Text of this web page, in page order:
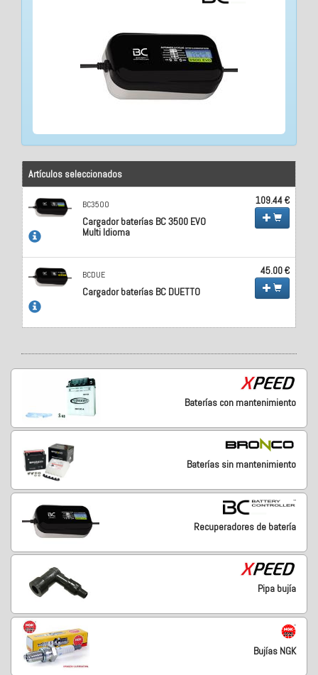
Artículos seleccionados
BC3500
Cargador baterías BC 3500 EVO
Multi Idioma
109.44 €
BCDUE
Cargador baterías BC DUETTO
45.00 €
Baterías con mantenimiento
Baterías sin mantenimiento
Recuperadores de batería
Pipa bujía
Bujías NGK